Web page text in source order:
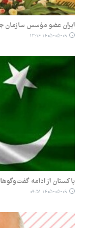
ایران عضو مؤسس
۱۴۰۵-۰۵-۰۹ ۱۳:۱۶
پاکستان از ادامه
۱۴۰۵-۰۵-۰۹ ۰۹:۵۱